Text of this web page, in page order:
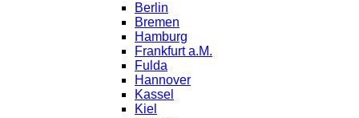
Berlin
Bremen
Hamburg
Frankfurt a.M.
Fulda
Hannover
Kassel
Kiel